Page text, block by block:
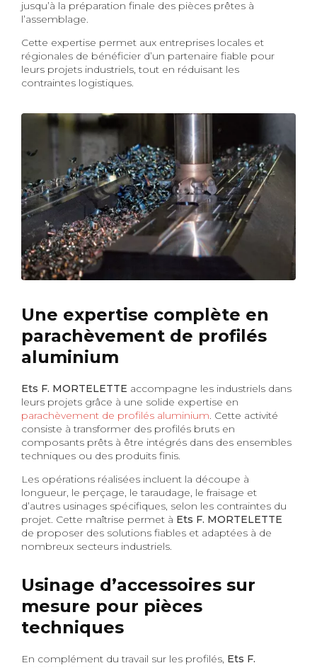
jusqu’à la préparation finale des pièces prêtes à
l’assemblage.
Cette expertise permet aux entreprises locales et
régionales de bénéficier d’un partenaire fiable pour
leurs projets industriels, tout en réduisant les
contraintes logistiques.
Une expertise complète en
parachèvement de profilés
aluminium
Ets F. MORTELETTE accompagne les industriels dans
leurs projets grâce à une solide expertise en
parachèvement de profilés aluminium. Cette activité
consiste à transformer des profilés bruts en
composants prêts à être intégrés dans des ensembles
techniques ou des produits finis.
Les opérations réalisées incluent la découpe à
longueur, le perçage, le taraudage, le fraisage et
d’autres usinages spécifiques, selon les contraintes du
projet. Cette maîtrise permet à Ets F. MORTELETTE
de proposer des solutions fiables et adaptées à de
nombreux secteurs industriels.
Usinage d’accessoires sur
mesure pour pièces
techniques
En complément du travail sur les profilés, Ets F.